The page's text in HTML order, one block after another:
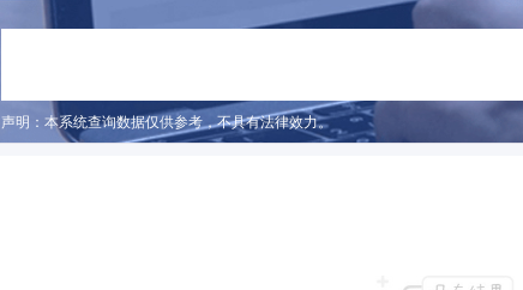
声明：本系统查询数据仅供参考，不具有法律效力。